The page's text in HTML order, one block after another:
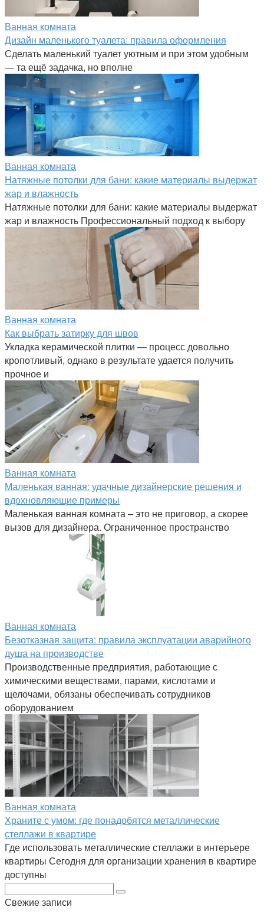
Ванная комната
Дизайн маленького туалета: правила оформления
Сделать маленький туалет уютным и при этом удобным
— та ещё задачка, но вполне
Ванная комната
Натяжные потолки для бани: какие материалы выдержат
жар и влажность
Натяжные потолки для бани: какие материалы выдержат
жар и влажность Профессиональный подход к выбору
Ванная комната
Как выбрать затирку для швов
Укладка керамической плитки — процесс довольно
кропотливый, однако в результате удается получить
прочное и
Ванная комната
Маленькая ванная: удачные дизайнерские решения и
вдохновляющие примеры
Маленькая ванная комната – это не приговор, а скорее
вызов для дизайнера. Ограниченное пространство
Ванная комната
Безотказная защита: правила эксплуатации аварийного
душа на производстве
Производственные предприятия, работающие с
химическими веществами, парами, кислотами и
щелочами, обязаны обеспечивать сотрудников
оборудованием
Ванная комната
Храните с умом: где понадобятся металлические
стеллажи в квартире
Где использовать металлические стеллажи в интерьере
квартиры Сегодня для организации хранения в квартире
доступны
Поиск:
Свежие записи